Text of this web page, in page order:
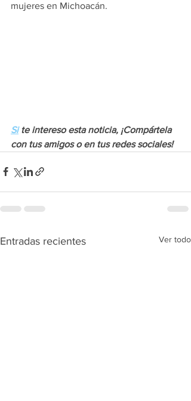
mujeres en Michoacán.
Si te intereso esta noticia, ¡Compártela
con tus amigos o en tus redes sociales!
Entradas recientes Ver todo